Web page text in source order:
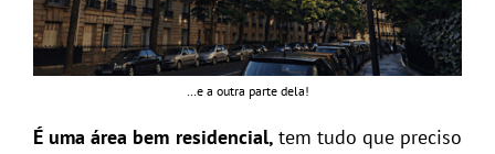
…e a outra parte dela!
É uma área bem residencial, tem tudo que preciso